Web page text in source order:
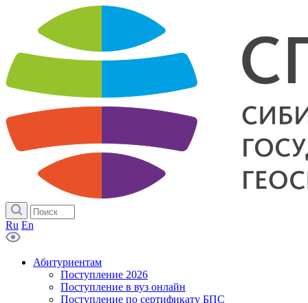
Ru En
Абитуриентам
Поступление 2026
Поступление в вуз онлайн
Поступление по сертификату БПС